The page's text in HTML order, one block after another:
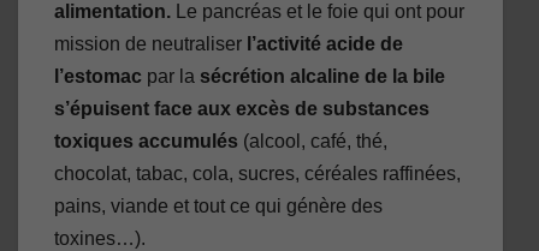
alimentation. Le pancréas et le foie qui ont pour
mission de neutraliser l’activité acide de
l’estomac par la sécrétion alcaline de la bile
s’épuisent face aux excès de substances
toxiques accumulés (alcool, café, thé,
chocolat, tabac, cola, sucres, céréales raffinées,
pains, viande et tout ce qui génère des
toxines…).